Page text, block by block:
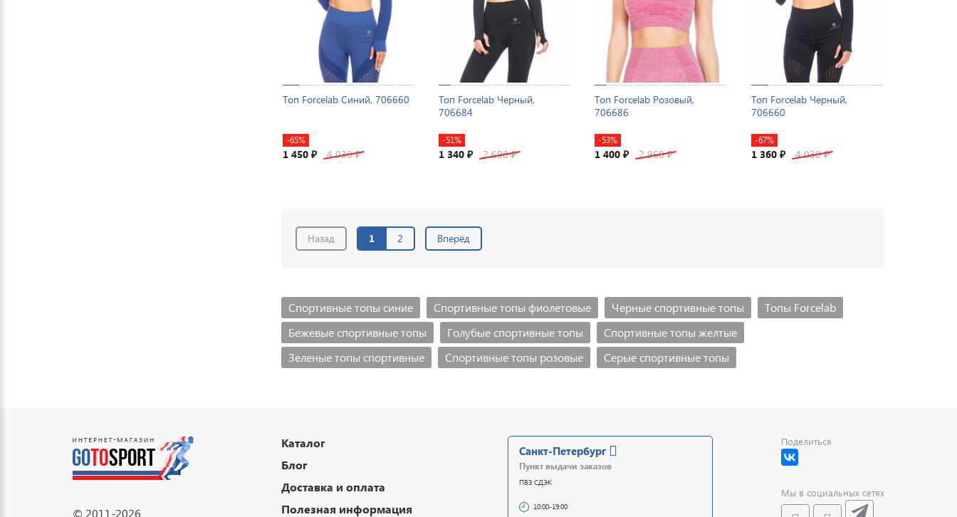
Топ Forcelab Синий, 706660
-65%
1 450 ₽ 4 030₽
Топ Forcelab Черный,
706684
-51%
1 340 ₽ 2 690₽
Топ Forcelab Розовый,
706686
-53%
1 400₽ 2 960₽
Топ Forcelab Черный,
706660
-67%
1 360 ₽ 4 030₽
Назад 1 2 Вперёд
Спортивные топы синие Спортивные топы фиолетовые Черные спортивные топы
Топы Forcelab
Бежевые спортивные топы
Голубые спортивные топы
Спортивные топы желтые
Зеленые топы спортивные
Спортивные топы розовые Серые спортивные топы
© 2011-2026
Каталог
Блог
Доставка и оплата
Полезная информация
Санкт-Петербург
Пункт выдачи заказов
ПВЗ СДЭК
10:00-19:00
Поделиться
Мы в социальных сетях